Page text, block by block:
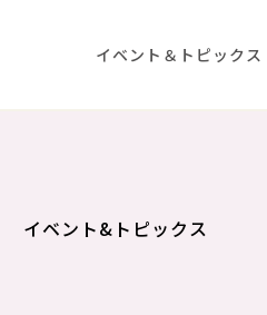
イベント＆トピックス
イベント&トピックス